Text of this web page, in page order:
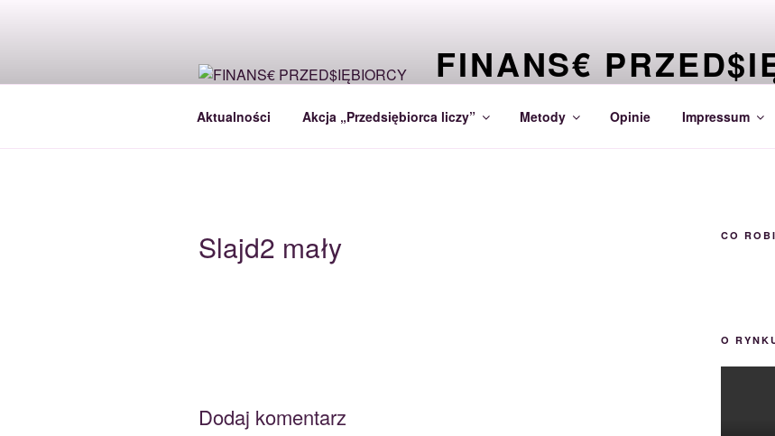
FINANS€
Aktualności Akcja „Przedsiębiorca liczy” Metody Opinie Impressum
Slajd2 mały
Dodaj komentarz
CO
O